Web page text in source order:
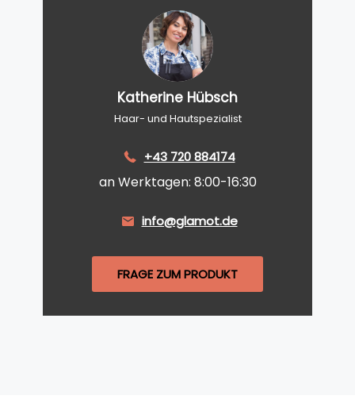
Katherine Hübsch
Haar- und Hautspezialist
+43 720 884174
an Werktagen: 8:00-16:30
info@glamot.de
FRAGE ZUM PRODUKT